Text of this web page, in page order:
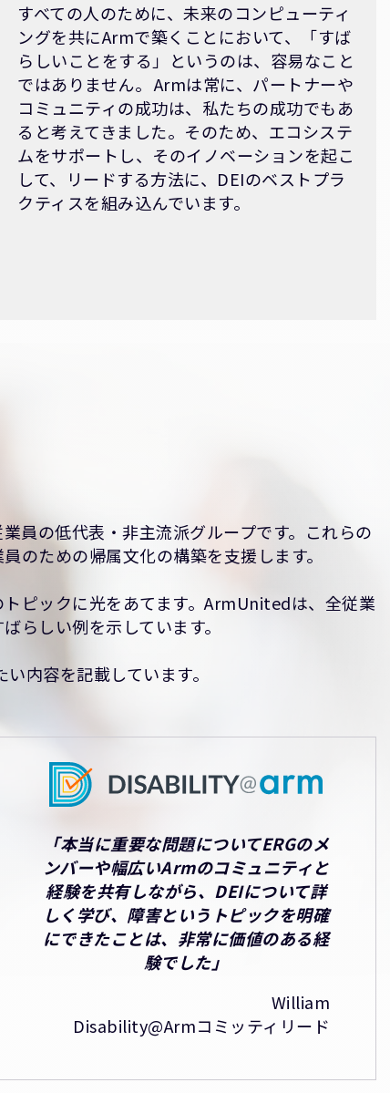
すべての人のために、未来のコンピューティ
ングを共にArmで築くことにおいて、「すば
らしいことをする」というのは、容易なこと
ではありません。 Armは常に、パートナーや
コミュニティの成功は、私たちの成功でもあ
ると考えてきました。そのため、エコシステ
ムをサポートし、そのイノベーションを起こ
して、リードする方法に、DEIのベストプラ
クティスを組み込んでいます。
員の低代表・非主流派グループです。これらの
のための帰属文化の構築を支援します。
ピックに光をあてます。ArmUnitedは、全従業
らしい例を示しています。
内容を記載しています。
「本当に重要な問題についてERGのメ
ンバーや幅広いArmのコミュニティと
経験を共有しながら、DEIについて詳
しく学び、障害というトピックを明確
にできたことは、非常に価値のある経
験でした」
William
Disability@Armコミッティリード